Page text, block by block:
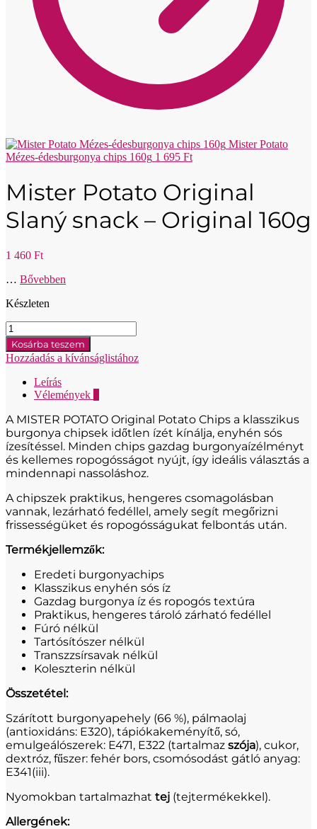
Mister Potato
Mézes-édesburgonya chips 160g 1 695 Ft
Mister Potato Original
Slaný snack – Original 160g
1 460 Ft
… Bővebben
Készleten
Mister
Potato
Original
Slaný
Original
160g
mennyiség
Kosárba teszem
Hozzáadás a kívánságlistához
Leírás
Vélemények
A MISTER POTATO Original Potato Chips a klasszikus
burgonya chipsek időtlen ízét kínálja, enyhén sós
ízesítéssel. Minden chips gazdag burgonyaízélményt
és kellemes ropogósságot nyújt, így ideális választás a
mindennapi nassoláshoz.
A chipszek praktikus, hengeres csomagolásban
vannak, lezárható fedéllel, amely segít megőrizni
frissességüket és ropogósságukat felbontás után.
Termékjellemzők:
Eredeti burgonyachips
Klasszikus enyhén sós íz
Gazdag burgonya íz és ropogós textúra
Praktikus, hengeres tároló zárható fedéllel
Fúró nélkül
Tartósítószer nélkül
Transzzsírsavak nélkül
Koleszterin nélkül
Összetétel:
Szárított burgonyapehely (66 %), pálmaolaj
(antioxidáns: E320), tápiókakeményítő, só,
emulgeálószerek: E471, E322 (tartalmaz szója), cukor,
dextróz, fűszer: fehér bors, csomósodást gátló anyag:
E341(iii).
Nyomokban tartalmazhat tej (tejtermékekkel).
Allergének: